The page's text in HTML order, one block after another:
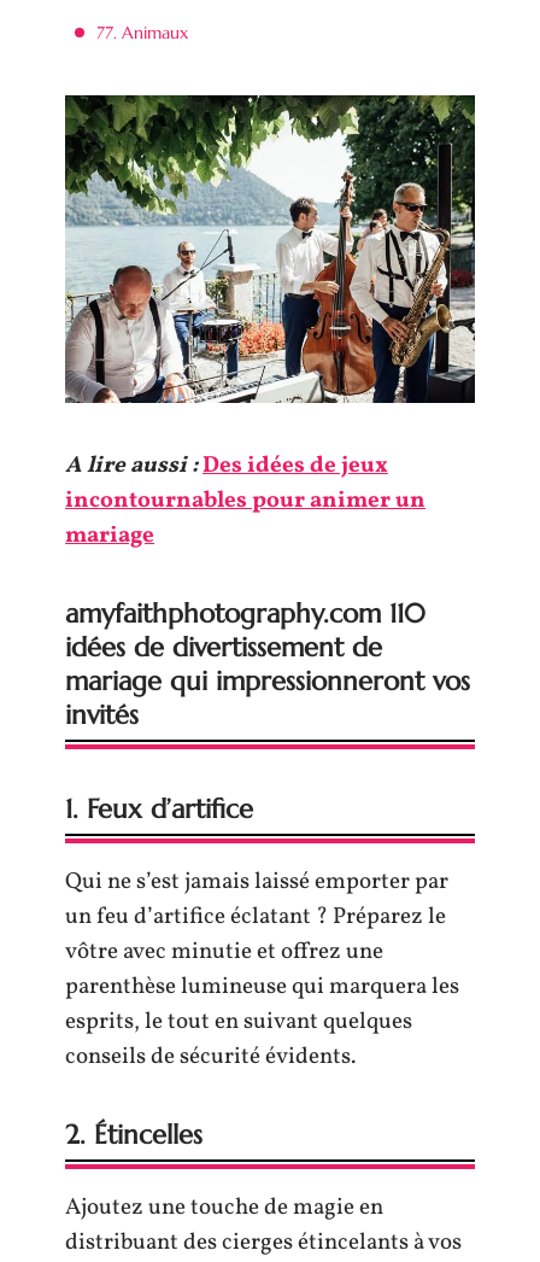
77. Animaux
A lire aussi :Des idées de jeux
incontournables pour animer un
mariage
amyfaithphotography.com 110
idées de divertissement de
mariage qui impressionneront vos
invités
1. Feux d’artifice
Qui ne s’est jamais laissé emporter par
un feu d’artifice éclatant ? Préparez le
vôtre avec minutie et offrez une
parenthèse lumineuse qui marquera les
esprits, le tout en suivant quelques
conseils de sécurité évidents.
2. Étincelles
Ajoutez une touche de magie en
distribuant des cierges étincelants à vos